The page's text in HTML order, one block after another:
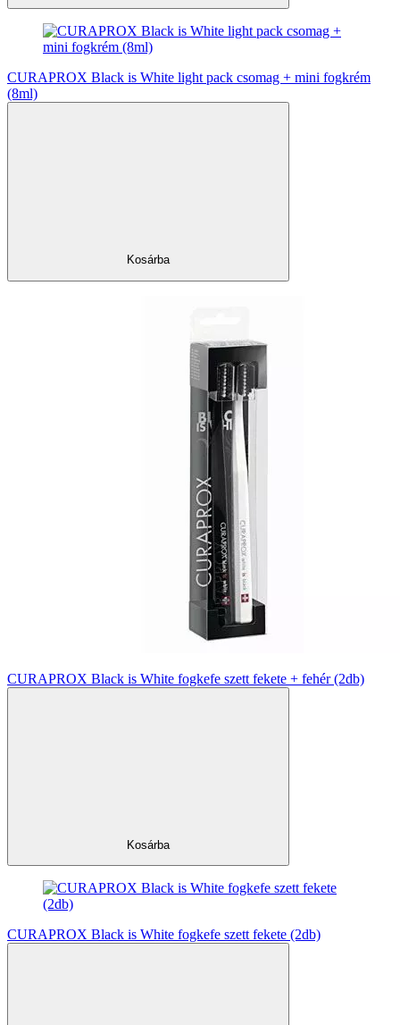
CURAPROX Black is White light pack csomag + mini fogkrém
(8ml)
Kosárba
CURAPROX Black is White fogkefe szett fekete + fehér (2db)
Kosárba
CURAPROX Black is White fogkefe szett fekete (2db)